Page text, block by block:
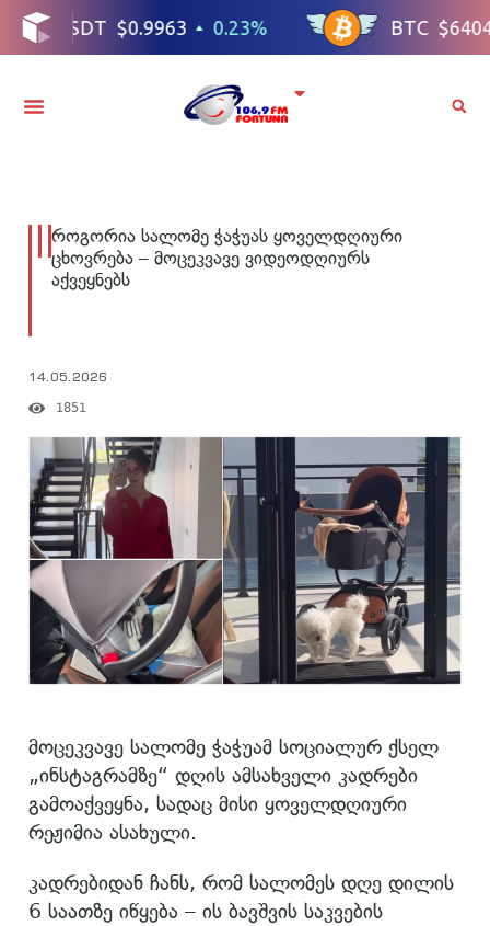
როგორია სალომე ჭაჭუას ყოველდღიური
ცხოვრება – მოცეკვავე ვიდეოდღიურს
აქვეყნებს
14.05.2026
1851
მოცეკვავე სალომე ჭაჭუამ სოციალურ ქსელ
„ინსტაგრამზე“ დღის ამსახველი კადრები
გამოაქვეყნა, სადაც მისი ყოველდღიური
რეჟიმია ასახული.
კადრებიდან ჩანს, რომ სალომეს დღე დილის
6 საათზე იწყება – ის ბავშვის საკვების